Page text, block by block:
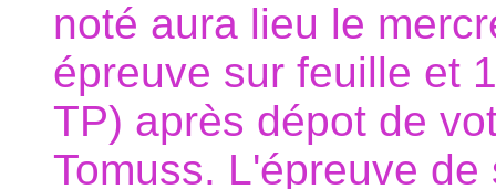
noté aura lieu le
épreuve sur feuille et
TP) après dépot de
Tomuss. L'épreuve